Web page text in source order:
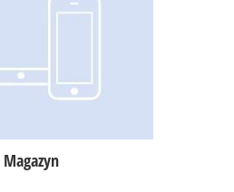
Magazyn
produktami w wielu
(manko),
dostaw jako